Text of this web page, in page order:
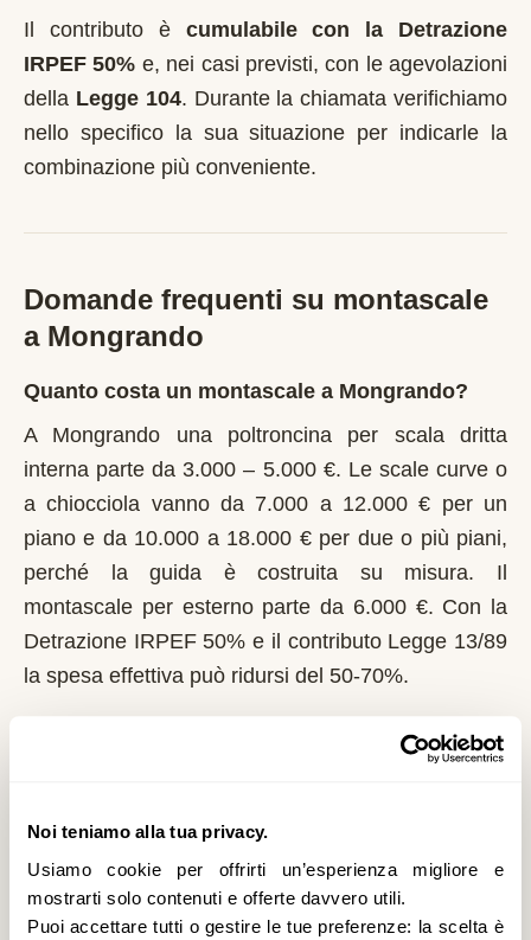
Noi teniamo alla tua privacy.
Usiamo cookie per offrirti un’esperienza migliore e
mostrarti solo contenuti e offerte davvero utili.
Puoi accettare tutti o gestire le tue preferenze: la scelta è
Il contributo è cumulabile con la Detrazione
IRPEF 50% e, nei casi previsti, con le agevolazioni
della Legge 104. Durante la chiamata verifichiamo
nello specifico la sua situazione per indicarle la
combinazione più conveniente.
Domande frequenti su montascale
a Mongrando
Quanto costa un montascale a Mongrando?
A Mongrando una poltroncina per scala dritta
interna parte da 3.000 – 5.000 €. Le scale curve o
a chiocciola vanno da 7.000 a 12.000 € per un
piano e da 10.000 a 18.000 € per due o più piani,
perché la guida è costruita su misura. Il
montascale per esterno parte da 6.000 €. Con la
Detrazione IRPEF 50% e il contributo Legge 13/89
la spesa effettiva può ridursi del 50-70%.
Chi può richiedere il contributo regionale a
In Piemonte il riferimento normativo è la Legge
il 1° marzo di ogni anno. Regione Piemonte integra
i fondi statali e pubblica graduatorie su base